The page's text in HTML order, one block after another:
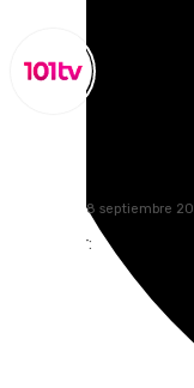
miércoles, 18 septiembre
Compartir: